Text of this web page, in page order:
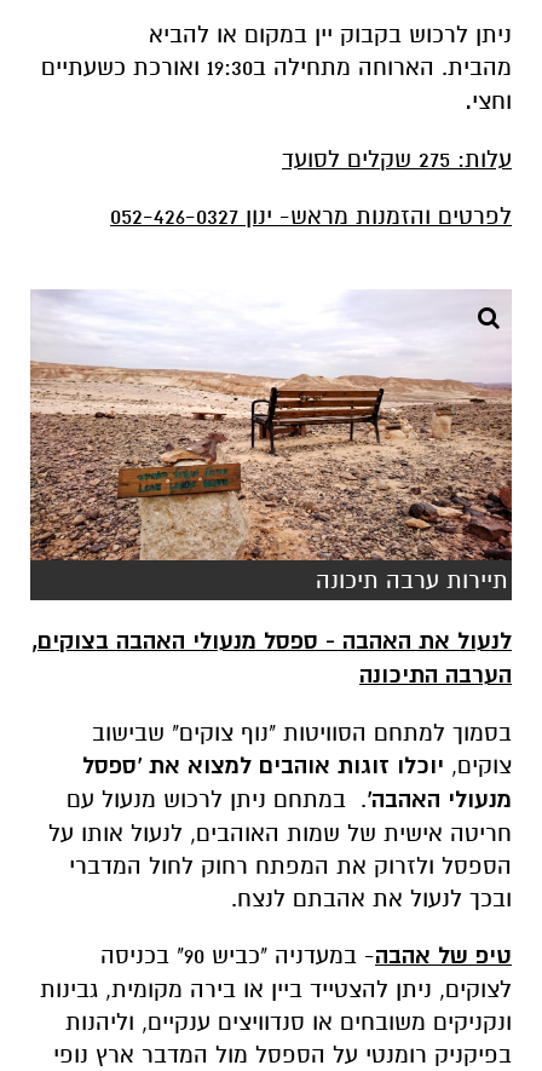
ניתן לרכוש בקבוק יין במקום או להביא
מהבית.
הארוחה מתחילה ב19:30 ואורכת כשעתיים
וחצי.
עלות: 275 שקלים לסועד
לפרטים והזמנות מראש- ינון 052-426-0327
תיירות ערבה תיכונה
לנעול את האהבה - ספסל מנעולי האהבה בצוקים,
הערבה התיכונה
בסמוך למתחם הסוויטות "נוף צוקים" שבישוב
צוקים, יוכלו זוגות אוהבים למצוא את 'ספסל
מנעולי האהבה'. במתחם ניתן לרכוש מנעול עם
חריטה אישית של שמות האוהבים, לנעול אותו על
הספסל ולזרוק את המפתח רחוק לחול המדברי
ובכך לנעול את אהבתם לנצח.
טיפ של אהבה
- במעדניה "כביש 90" בכניסה
לצוקים, ניתן להצטייד ביין או בירה מקומית, גבינות
ונקניקים משובחים או סנדוויצים ענקיים, וליהנות
בפיקניק רומנטי על הספסל מול המדבר ארץ נופי